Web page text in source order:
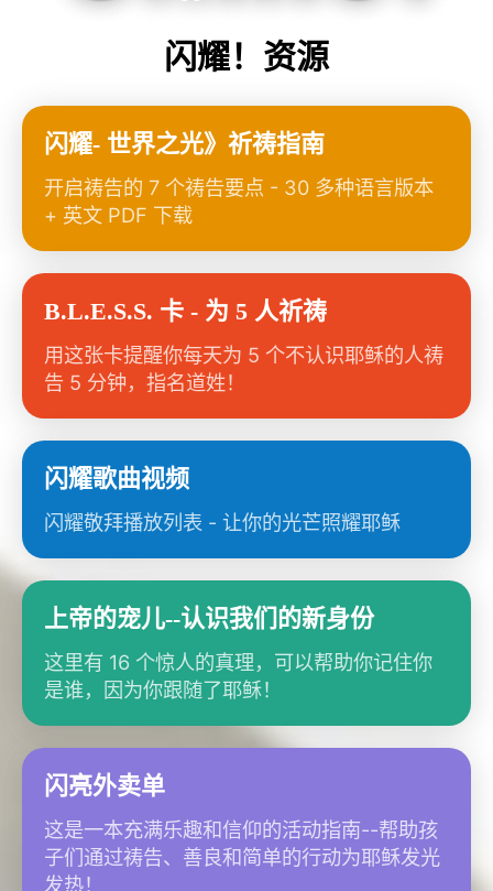
闪耀！资源
闪耀- 世界之光》祈祷指南
开启祷告的 7 个祷告要点 - 30 多种语言版本
+ 英文 PDF 下载
B.L.E.S.S. 卡 - 为 5 人祈祷
用这张卡提醒你每天为 5 个不认识耶稣的人祷
告 5 分钟，指名道姓！
闪耀歌曲视频
闪耀敬拜播放列表 - 让你的光芒照耀耶稣
上帝的宠儿--认识我们的新身份
这里有 16 个惊人的真理，可以帮助你记住你
是谁，因为你跟随了耶稣！
闪亮外卖单
这是一本充满乐趣和信仰的活动指南--帮助孩
子们通过祷告、善良和简单的行动为耶稣发光
发热！